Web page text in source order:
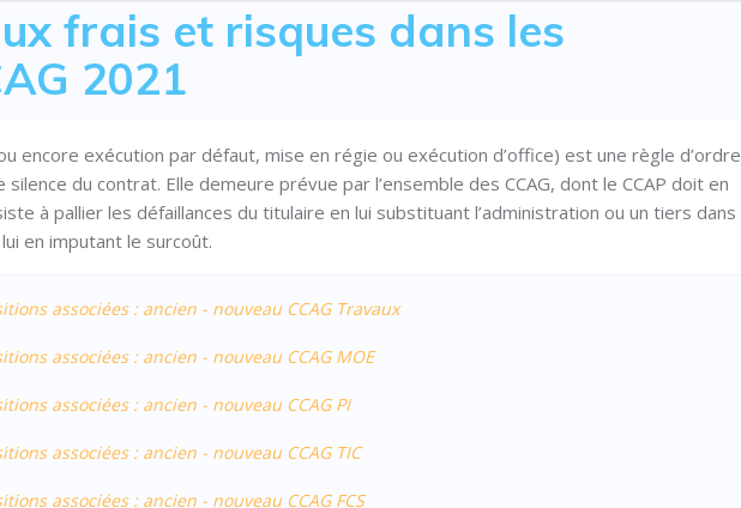
frais et risques dans les
2021
encore exécution par défaut, mise en régie ou exécution d’office) est une règle d’ordre
du contrat. Elle demeure prévue par l’ensemble des CCAG, dont le CCAP doit en
à pallier les défaillances du titulaire en lui substituant l’administration ou un tiers dans
en imputant le surcoût.
associées : ancien - nouveau CCAG Travaux
associées : ancien - nouveau CCAG MOE
associées : ancien - nouveau CCAG PI
associées : ancien - nouveau CCAG TIC
associées : ancien - nouveau CCAG FCS